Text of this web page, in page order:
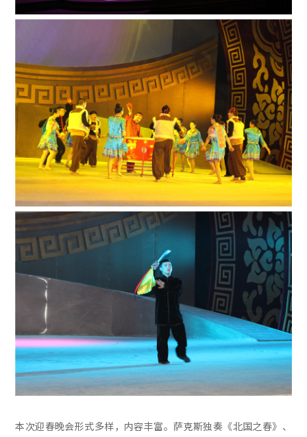
本次迎春晚会形式多样，内容丰富。萨克斯独奏《北国之春》、